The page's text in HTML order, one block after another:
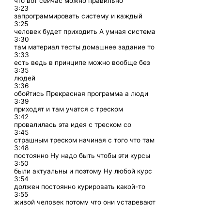
3:23
запрограммировать систему и каждый
3:25
человек будет приходить А умная система
3:30
там материал тесты домашнее задание то
3:33
есть ведь в принципе можно вообще без
3:35
людей
3:36
обойтись Прекрасная программа а люди
3:39
приходят и там учатся с треском
3:42
провалилась эта идея с треском со
3:45
страшным треском начиная с того что там
3:48
постоянно Ну надо быть чтобы эти курсы
3:50
были актуальны и поэтому Ну любой курс
3:54
должен постоянно курировать какой-то
3:55
живой человек потому что они устаревают